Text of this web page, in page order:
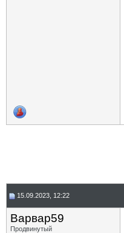
15.09.2023, 12:22
Варвар59
Продвинутый